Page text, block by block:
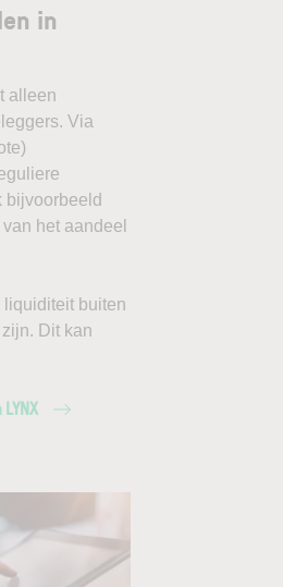
in
alleen
Via
bijvoorbeeld
het aandeel
liquiditeit buiten
Dit kan